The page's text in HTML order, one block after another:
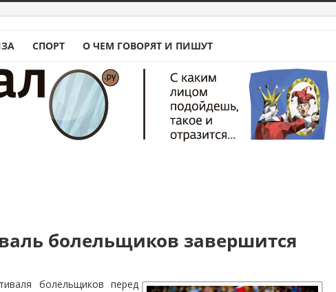
СПОРТ О ЧЕМ ГОВОРЯТ И ПИШУТ
болельщиков завершится
болельщиков перед